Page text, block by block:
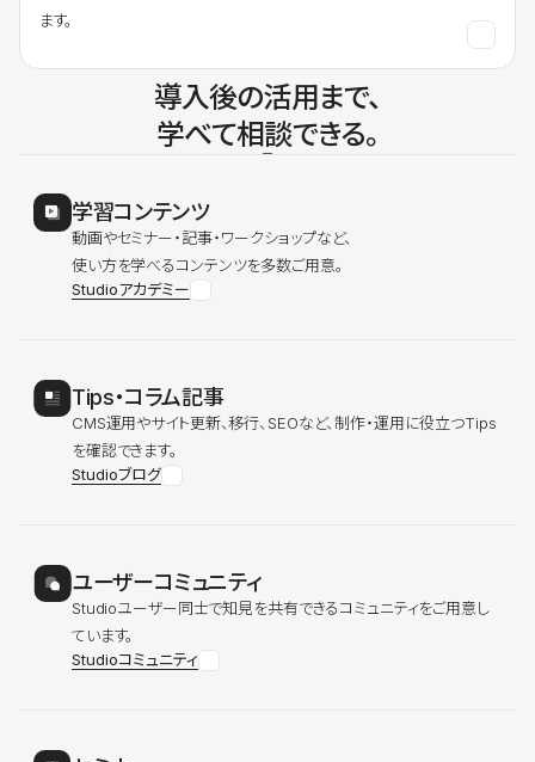
ます。
導入後の活用まで、
学べて相談できる。
学習コンテンツ
動画やセミナー・記事・ワークショップなど、
使い方を学べるコンテンツを多数ご用意。
Studioアカデミー
Tips・コラム記事
CMS運用やサイト更新、移行、SEOなど、制作・運用に役立つTips
を確認できます。
Studioブログ
ユーザーコミュニティ
Studioユーザー同士で知見を共有できるコミュニティをご用意し
ています。
Studioコミュニティ